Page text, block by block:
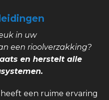
in uw
een rioolverzakking?
en herstelt alle
heeft een ruime ervaring